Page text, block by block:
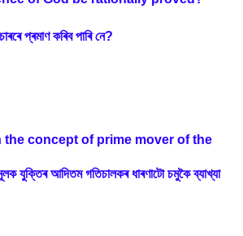
প্ৰমাণ কৰিব পাৰি নে?
the concept of prime mover of the
যুক্তিৰ আদিতম গতিচালকৰ ধাৰণাটো চমুকৈ ব্যাখ্যা